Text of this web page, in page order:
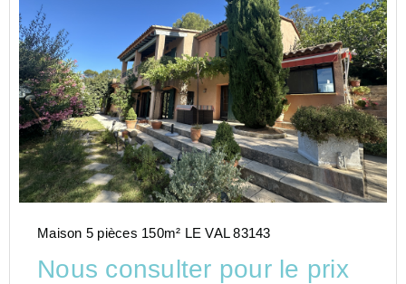
Maison 5 pièces 150m² LE VAL 83143
Nous consulter pour le prix